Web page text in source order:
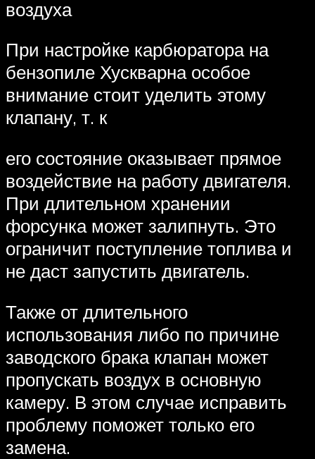
воздуха
При настройке карбюратора на
бензопиле Хускварна особое
внимание стоит уделить этому
клапану, т. к
его состояние оказывает прямое
воздействие на работу двигателя.
При длительном хранении
форсунка может залипнуть. Это
ограничит поступление топлива и
не даст запустить двигатель.
Также от длительного
использования либо по причине
заводского брака клапан может
пропускать воздух в основную
камеру. В этом случае исправить
проблему поможет только его
замена.